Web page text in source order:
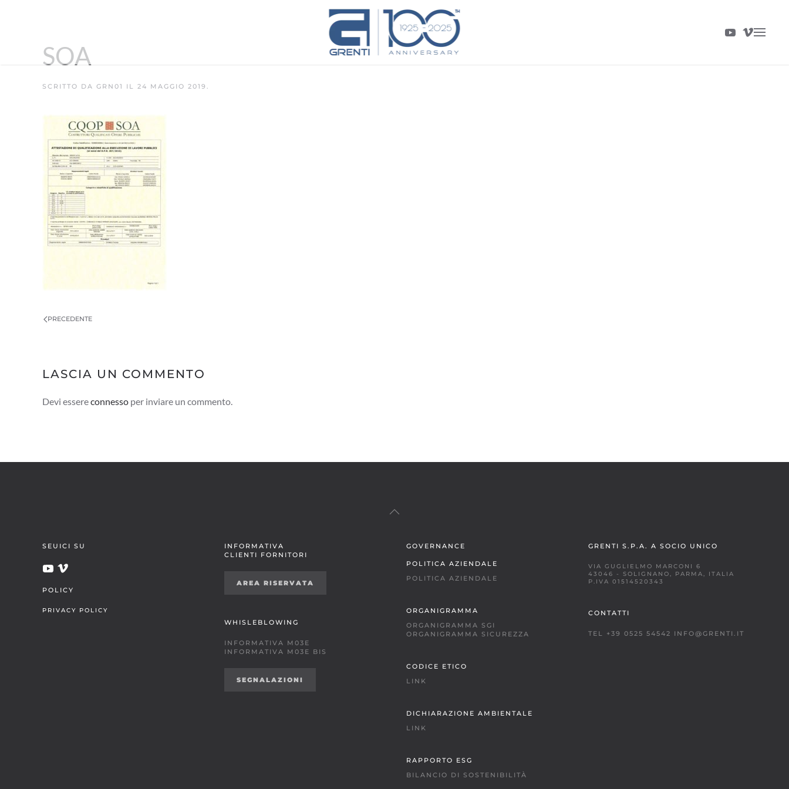
SOA
SCRITTO DA GRN01 IL 24 MAGGIO 2019 .
PRECEDENTE
LASCIA UN COMMENTO
Devi essereconnesso per inviare un commento.
SEUICI SU
POLICY
PRIVACY POLICY
INFORMATIVA
CLIENTI FORNITORI
AREA RISERVATA
WHISLEBLOWING
INFORMATIVA M03E
INFORMATIVA M03E BIS
SEGNALAZIONI
GOVERNANCE
POLITICA AZIENDALE
POLITICA AZIENDALE
ORGANIGRAMMA
ORGANIGRAMMA SGI
ORGANIGRAMMA SICUREZZA
CODICE ETICO
LINK
DICHIARAZIONE AMBIENTALE
LINK
RAPPORTO ESG
BILANCIO DI SOSTENIBILITÀ
GRENTI S.P.A. A SOCIO UNICO
VIA GUGLIELMO MARCONI 6
43046 - SOLIGNANO, PARMA, ITALIA
P.IVA 01514520343
CONTATTI
TEL +39 0525 54542 INFO@GRENTI.IT